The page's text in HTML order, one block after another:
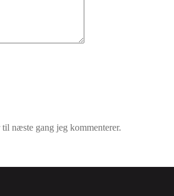
næste gang jeg kommenterer.